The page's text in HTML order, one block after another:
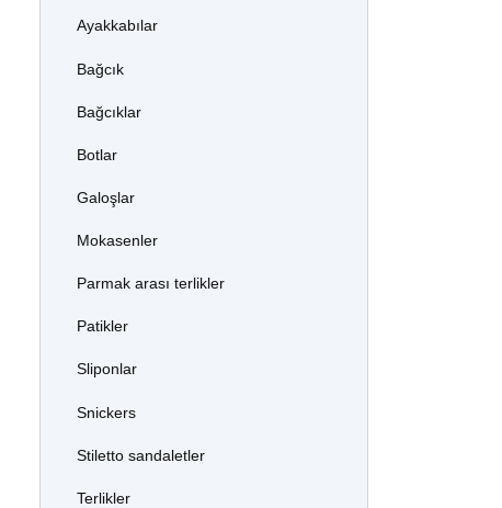
Ayakkabılar
Bağcık
Bağcıklar
Botlar
Galoşlar
Mokasenler
Parmak arası terlikler
Patikler
Sliponlar
Snickers
Stiletto sandaletler
Terlikler